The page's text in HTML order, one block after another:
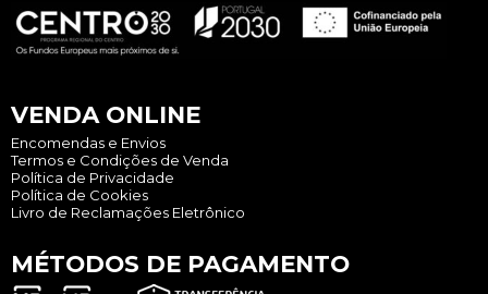
VENDA ONLINE
Encomendas e Envios
Termos e Condições de Venda
Política de Privacidade
Política de Cookies
Livro de Reclamações Eletrônico
MÉTODOS DE PAGAMENTO